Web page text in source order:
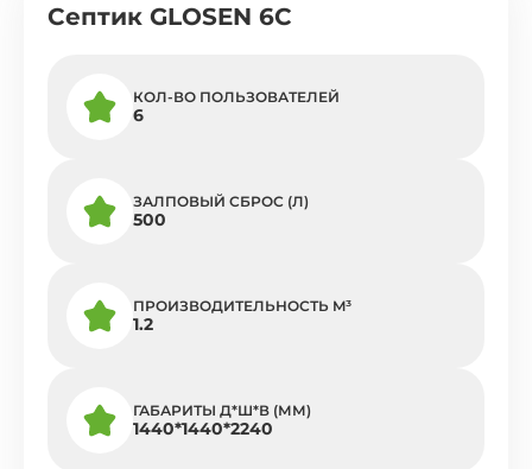
Септик GLOSEN 6C
КОЛ-ВО ПОЛЬЗОВАТЕЛЕЙ
6
ЗАЛПОВЫЙ СБРОС (Л)
500
ПРОИЗВОДИТЕЛЬНОСТЬ M³
1.2
ГАБАРИТЫ Д*Ш*В (ММ)
1440*1440*2240